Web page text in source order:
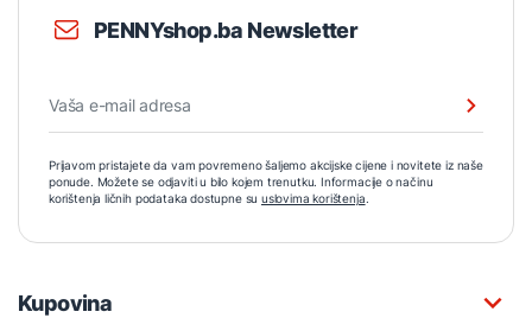
PENNYshop.ba Newsletter
Prijavom pristajete da vam povremeno šaljemo akcijske cijene i novitete iz naše
ponude. Možete se odjaviti u bilo kojem trenutku. Informacije o načinu
korištenja ličnih podataka dostupne su uslovima korištenja.
Kupovina